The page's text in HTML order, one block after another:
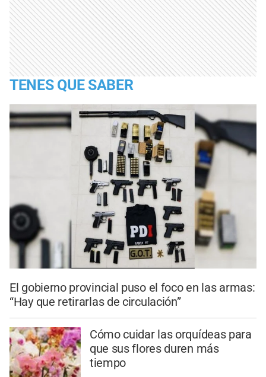
TENES QUE SABER
El gobierno provincial puso el foco en las armas:
“Hay que retirarlas de circulación”
Cómo cuidar las orquídeas para
que sus flores duren más
tiempo